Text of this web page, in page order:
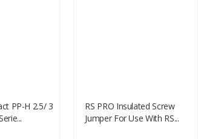
PP-H 2.5/ 3
RS PRO Insulated Screw
Jumper For Use With RS...